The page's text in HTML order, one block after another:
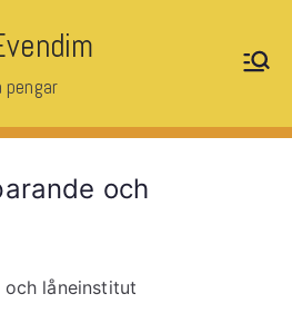
pengar
och
låneinstitut